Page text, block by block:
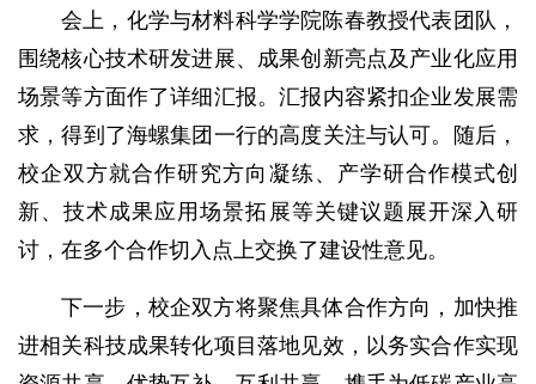
会上，化学与材料科学学院陈春教授代表团队，
围绕核心技术研发进展、成果创新亮点及产业化应用
场景等方面作了详细汇报。汇报内容紧扣企业发展需
求，得到了海螺集团一行的高度关注与认可。随后，
校企双方就合作研究方向凝练、产学研合作模式创
新、技术成果应用场景拓展等关键议题展开深入研
讨，在多个合作切入点上交换了建设性意见。
下一步，校企双方将聚焦具体合作方向，加快推
进相关科技成果转化项目落地见效，以务实合作实现